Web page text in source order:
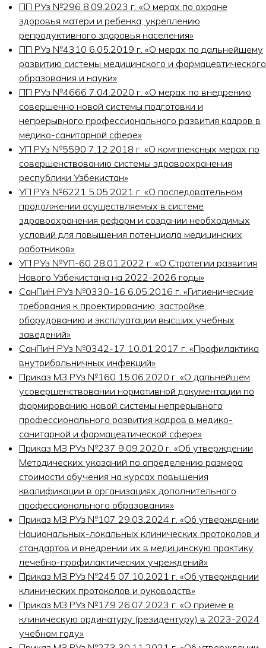
ПП РУз №296 8.09.2023 г. «О мерах по охране
здоровья матери и ребенка, укреплению
репродуктивного здоровья населения»
ПП РУз №4310 6.05.2019 г. «О мерах по дальнейшему
развитию системы медицинского и фармацевтического
образования и науки»
ПП РУз №4666 7.04.2020 г. «О мерах по внедрению
совершенно новой системы подготовки и
непрерывного профессионального развития кадров в
медико-санитарной сфере»
УП РУз №5590 7.12.2018 г. «О комплексных мерах по
совершенствованию системы здравоохранения
республики Узбекистан»
УП РУз №6221 5.05.2021 г. «О последовательном
продолжении осуществляемых в системе
здравоохранения реформ и создании необходимых
условий для повышения потенциала медицинских
работников»
УП РУз №УП-60 28.01.2022 г. «О Стратегии развития
Нового Узбекистана на 2022-2026 годы»
СанПиН РУз №0330-16 6.05.2016 г. «Гигиенические
требования к проектированию, застройке,
оборудованию и эксплуатации высших учебных
заведений»
СанПиН РУз №0342-17 10.01.2017 г. «Профилактика
внутрибольничных инфекций»
Приказ МЗ РУз №160 15.06.2020 г. «О дальнейшем
усовершенствовании нормативной документации по
формированию новой системы непрерывного
профессионального развития кадров в медико-
санитарной и фармацевтической сфере»
Приказ МЗ РУз №237 9.09.2020 г. «Об утверждении
Методических указаний по определению размера
стоимости обучения на курсах повышения
квалификации в организациях дополнительного
профессионального образования»
Приказ МЗ РУз №107 29.03.2024 г. «Об утверждении
Национальных-локальных клинических протоколов и
стандартов и внедрении их в медицинскую практику
лечебно-профилактических учреждений»
Приказ МЗ РУз №245 07.10.2021 г. «Об утверждении
клинических протоколов и руководств»
Приказ МЗ РУз №179 26.07.2023 г. «О приеме в
клиническую ординатуру (резидентуру) в 2023-2024
учебном году»